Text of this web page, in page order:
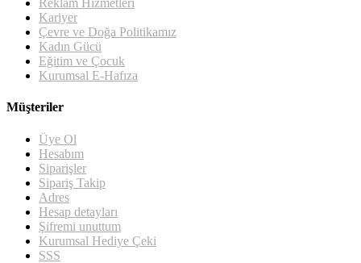
Reklam Hizmetleri
Kariyer
Çevre ve Doğa Politikamız
Kadın Gücü
Eğitim ve Çocuk
Kurumsal E-Hafıza
Müşteriler
Üye Ol
Hesabım
Siparişler
Sipariş Takip
Adres
Hesap detayları
Şifremi unuttum
Kurumsal Hediye Çeki
SSS